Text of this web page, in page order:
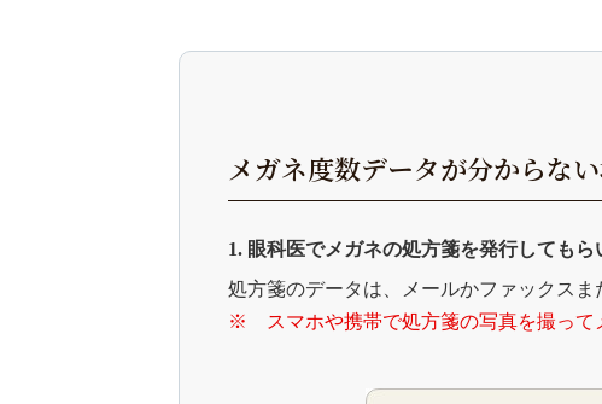
メガネ度数データが分からな
1. 眼科医でメガネの処方箋を発行しても
処方箋のデータは、メールかファックスま
※ スマホや携帯で処方箋の写真を撮って